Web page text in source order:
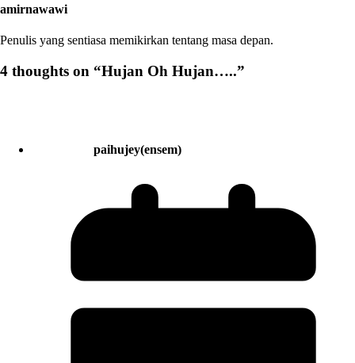
amirnawawi
Penulis yang sentiasa memikirkan tentang masa depan.
4 thoughts on “Hujan Oh Hujan…..”
paihujey(ensem)